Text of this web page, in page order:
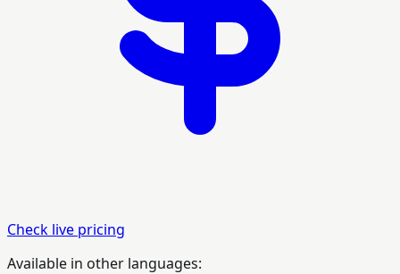
Check live pricing
Available in other languages: